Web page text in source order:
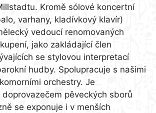
Kromě sólové koncertní
varhany, kladívkový klavír)
vedoucí renomovaných
jako zakládající člen
se stylovou interpretací
hudby. Spolupracuje s našimi
orchestry. Je
pěveckých sborů
se exponuje i v menších